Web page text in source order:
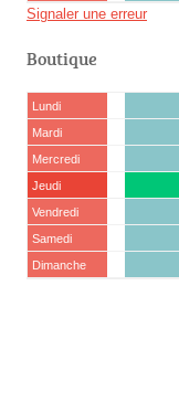
Signaler une erreur
Boutique
Lundi
Mardi
Mercredi
Jeudi
Vendredi
Samedi
Dimanche